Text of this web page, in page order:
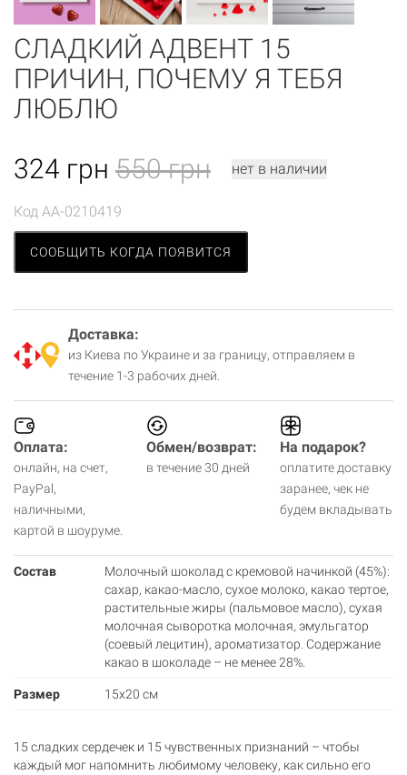
СЛАДКИЙ АДВЕНТ 15
ПРИЧИН, ПОЧЕМУ Я ТЕБЯ
ЛЮБЛЮ
324 грн 550 грн нет в наличии
Код AA-0210419
СООБЩИТЬ КОГДА ПОЯВИТСЯ
Доставка:
из Киева по Украине и за границу, отправляем в
течение 1-3 рабочих дней.
Оплата:
онлайн, на счет,
PayPal,
наличными,
картой в шоуруме.
Обмен/возврат:
в течение 30 дней
На подарок?
оплатите доставку
заранее, чек не
будем вкладывать
Состав
Молочный шоколад с кремовой начинкой (45%):
сахар, какао-масло, сухое молоко, какао тертое,
растительные жиры (пальмовое масло), сухая
молочная сыворотка молочная, эмульгатор
(соевый лецитин), ароматизатор. Содержание
какао в шоколаде – не менее 28%.
Размер 15х20 см
15 сладких сердечек и 15 чувственных признаний – чтобы
каждый мог напомнить любимому человеку, как сильно его